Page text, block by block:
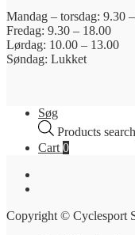
Mandag – torsdag: 9.30
Fredag: 9.30 – 18.00
Lørdag: 10.00 – 13.00
Søndag: Lukket
Søg
Products search
Cart 0
Copyright © Cyclesport